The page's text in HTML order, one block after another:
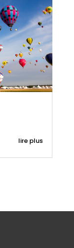
lire plus